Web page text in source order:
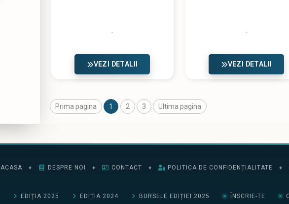
VEZI DETALII VEZI DETALII
Prima pagina 1 2 3 Ultima pagina
ACASA ♦ DESPRE NOI ♦ CONTACT ♦ POLITICA DE CONFIDENȚIALITATE ♦
EDIȚIA 2025 EDIȚIA 2024 BURSELE EDIȚIEI 2025 ÎNSCRIE-TE